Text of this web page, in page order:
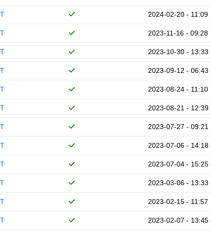
2024-02-20 - 11:09
2023-11-16 - 09:28
2023-10-30 - 13:33
2023-09-12 - 06:43
2023-08-24 - 11:10
2023-08-21 - 12:39
2023-07-27 - 09:21
2023-07-06 - 14:18
2023-07-04 - 15:25
2023-03-06 - 13:33
2023-02-15 - 11:57
2023-02-07 - 13:45